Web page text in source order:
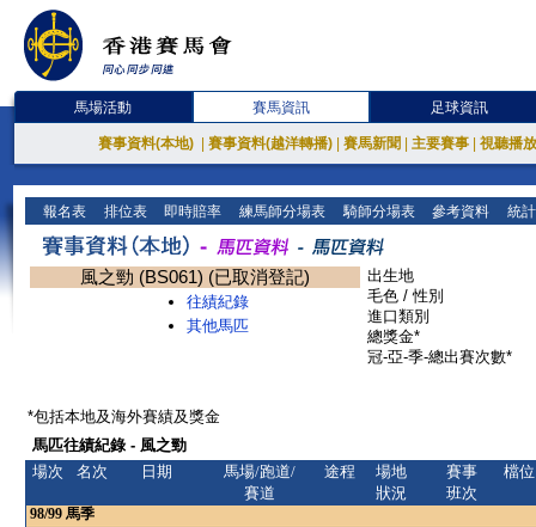
馬場活動 賽馬資訊 足球資訊
賽事資料(本地) 賽事資料(越洋轉播) 賽馬新聞 主要賽事 視聽播
報名表 排位表 即時賠率 練馬師分場表 騎師分場表 參考資料 統
風之勁 (BS061) (已取消登記)
往績紀錄
其他馬匹
出生地
毛色 / 性別
進口類別
總獎金*
冠-亞-季-總出賽次數*
*包括本地及海外賽績及獎金
馬匹往績紀錄 - 風之勁
場次
名次 日期
馬場/跑道/
賽道
途程
場地
狀況
賽事
班次
檔位
98/99 馬季